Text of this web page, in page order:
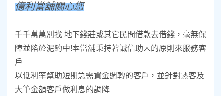
億利當舖關心您
千千萬萬別找 地下錢莊或其它民間借款去借錢，毫無保
障並陷於泥魡中!本當舖秉持著誠信助人的原則來服務客
戶
以低利率幫助短期急需資金週轉的客戶，並針對熟客及
大筆金額客戶做利息的調降